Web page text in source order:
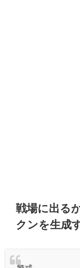
戦場に出る
クンを生成